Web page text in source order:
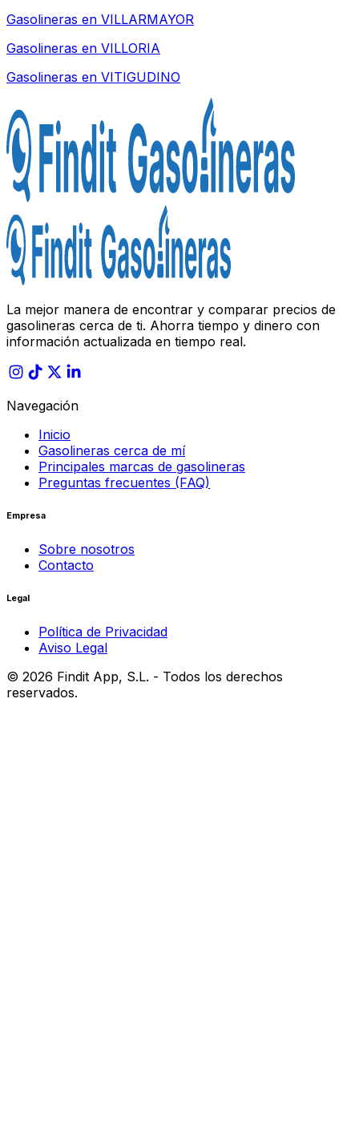
Gasolineras en VILLARMAYOR
Gasolineras en VILLORIA
Gasolineras en VITIGUDINO
La mejor manera de encontrar y comparar precios de
gasolineras cerca de ti. Ahorra tiempo y dinero con
información actualizada en tiempo real.
Navegación
Inicio
Gasolineras cerca de mí
Principales marcas de gasolineras
Preguntas frecuentes (FAQ)
Empresa
Sobre nosotros
Contacto
Legal
Política de Privacidad
Aviso Legal
© 2026 Findit App, S.L. - Todos los derechos
reservados.